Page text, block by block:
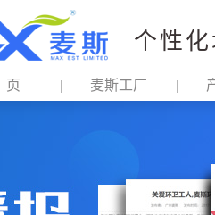
个性
页 麦斯工厂